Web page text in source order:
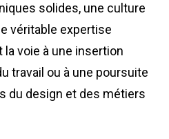
solides, une culture
véritable expertise
voie à une insertion
travail ou à une poursuite
du design et des métiers